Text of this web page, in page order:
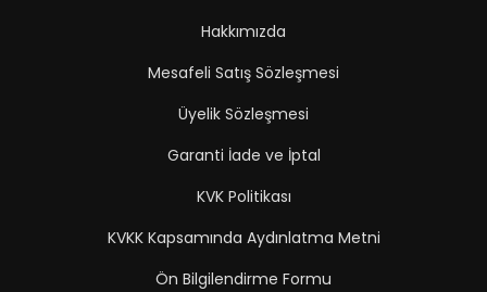
Hakkımızda
Mesafeli Satış Sözleşmesi
Üyelik Sözleşmesi
Garanti İade ve İptal
KVK Politikası
KVKK Kapsamında Aydınlatma Metni
Ön Bilgilendirme Formu